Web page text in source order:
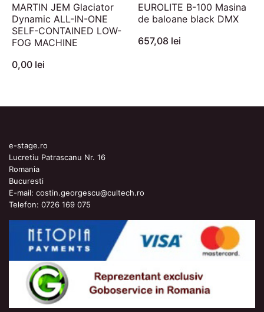
MARTIN JEM Glaciator
Dynamic ALL-IN-ONE
SELF-CONTAINED LOW-
FOG MACHINE
0,00 lei
EUROLITE B-100 Masina
de baloane black DMX
657,08 lei
e-stage.ro
Lucretiu Patrascanu Nr. 16
Romania
Bucuresti
E-mail: costin.georgescu@cultech.ro
Telefon: 0726 169 075